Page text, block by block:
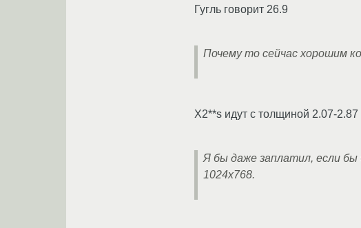
Гугль говорит 26.9
Почему то сейчас хорошим
X2**s идут с толщиной 2.07-2.87
Я бы даже заплатил, если бы
1024x768.